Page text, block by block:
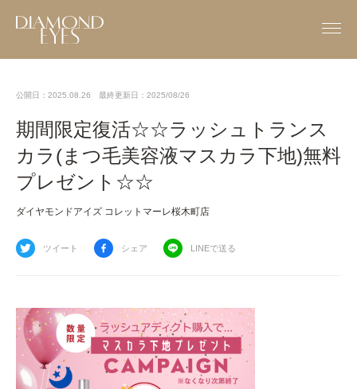
公開日：2025.08.26 最終更新日：2025/08/26
期間限定復活☆☆ラッシュトランス
カラ(まつ毛美容液マスカラ下地)無料
プレゼント☆☆
ダイヤモンドアイズ コレットマーレ桜木町店
ツイート シェア LINEで送る